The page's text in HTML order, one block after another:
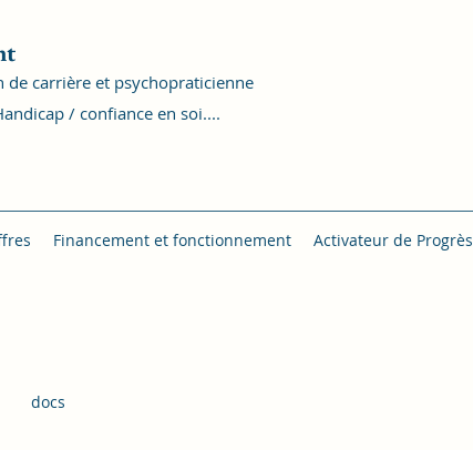
de carrière et psychopraticienne
/ confiance en soi....
Financement et fonctionnement Activateur de Progrès
docs